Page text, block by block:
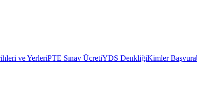
ve YerleriPTE Sınav ÜcretiYDS DenkliğiKimler